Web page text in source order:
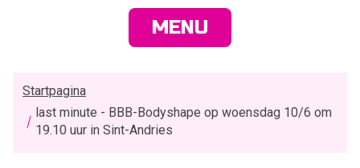
MENU
Startpagina
last minute - BBB-Bodyshape op woensdag 10/6 om
19.10 uur in Sint-Andries